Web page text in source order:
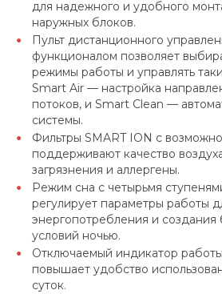
для надежного и удобного
наружных блоков.
Пульт дистанционного
функционалом позволяет
режимы работы и управлять
Smart Air — настройка
потоков, и Smart Clean —
системы.
Фильтры SMART ION с
поддерживают качество
загрязнения и аллергены.
Режим сна с четырьмя
регулирует параметры работы
энергопотребления и создания
условий ночью.
Отключаемый индикатор
повышает удобство
суток.